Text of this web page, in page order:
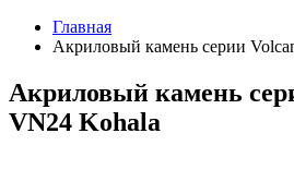
Главная
Акриловый камень серии
Акриловый камень
VN24 Kohala